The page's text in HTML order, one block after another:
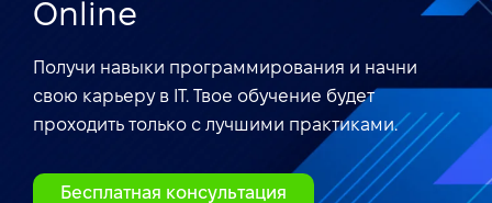
Online
Получи навыки программирования и начни
свою карьеру в IT. Твое обучение будет
проходить только с лучшими практиками.
Бесплатная консультация